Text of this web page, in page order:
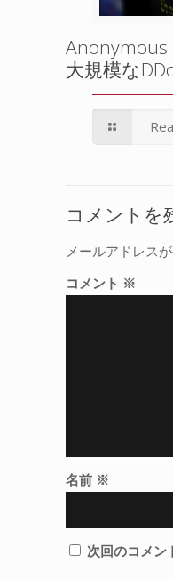
Anonymous
大規模な
コメントを
メールアドレス
コメント ※
名前 ※
次回のコメン